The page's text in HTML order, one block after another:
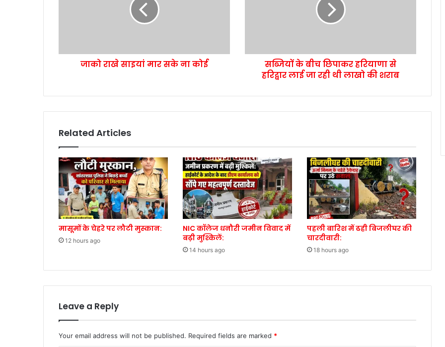
जाको राखे साइयां मार सके ना कोई
सब्जियों के बीच छिपाकर हरियाणा से
हरिद्वार लाई जा रही थी लाखो की शराब
Related Articles
मासूमों के चेहरे पर लौटी मुस्कान:
12 hours ago
NIC कॉलेज धनौरी जमीन विवाद में
बढ़ी मुश्किलें:
14 hours ago
पहली बारिश में ढही बिजलीघर की
चारदीवारी:
18 hours ago
Leave a Reply
Your email address will not be published. Required fields are marked *